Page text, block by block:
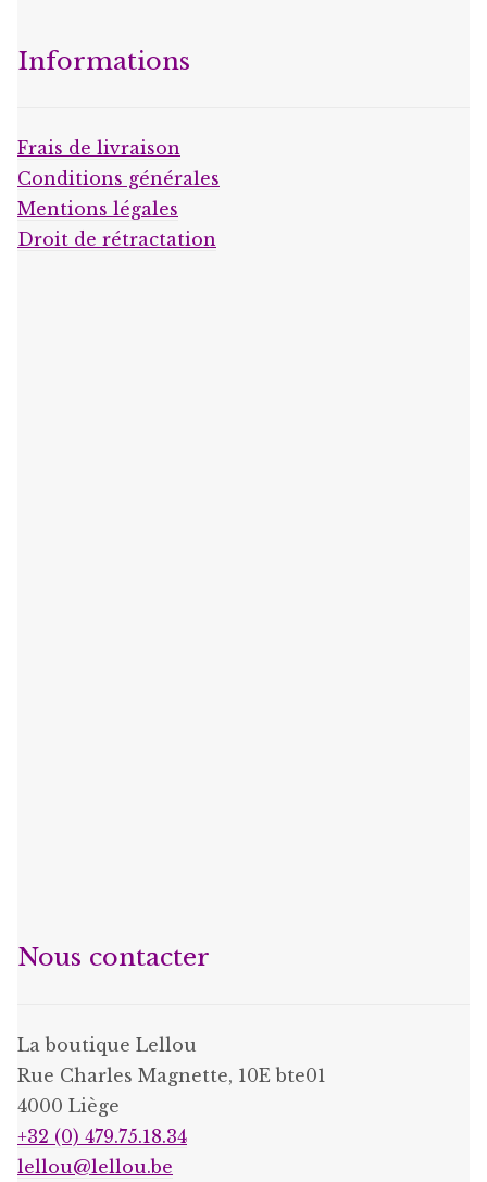
Informations
Frais de livraison
Conditions générales
Mentions légales
Droit de rétractation
Nous contacter
La boutique Lellou
Rue Charles Magnette, 10E bte01
4000 Liège
+32 (0) 479.75.18.34
lellou@lellou.be